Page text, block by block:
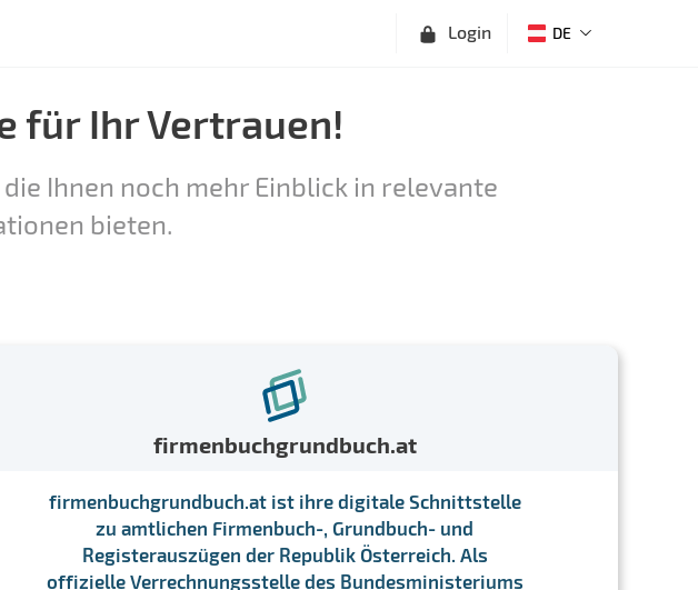
Login DE
für Ihr Vertrauen!
Ihnen noch mehr Einblick in relevante
bieten.
firmenbuchgrundbuch.at
firmenbuchgrundbuch.at ist ihre digitale Schnittstelle
zu amtlichen Firmenbuch-, Grundbuch- und
Registerauszügen der Republik Österreich. Als
offizielle Verrechnungsstelle des Bundesministeriums